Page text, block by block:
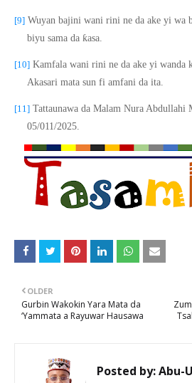
[9] Wuyan bajini wani rini ne da ake yi wa
biyu sama da ƙasa.
[10] Kamfala wani rini ne da ake yi wanda
Akasari mata sun fi amfani da ita.
[11] Tattaunawa da Malam Nura Abdullahi
05/011/2025.
OLDER
Gurbin Wakokin Yara Mata da
‘Yammata a Rayuwar Hausawa
Posted by:Abu-